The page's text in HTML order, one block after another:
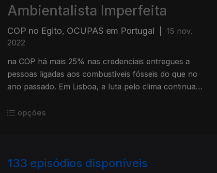
Ambientalista Imperfeita
COP no Egito, OCUPAS em Portugal
15 nov.
2022
na COP há mais 25% nas credenciais entregues a
pessoas ligadas aos combustíveis fósseis do que no
ano passado. Em Lisboa, a luta pelo clima continua
opções
133 episódios disponíveis